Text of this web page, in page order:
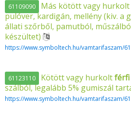
61109090 Más kötött vagy
pulóver, kardigán, mellény (kiv. a
állati szőrből, pamutból,
készültet)
https://www.symboltech.hu/vamtarifaszam/
61123110 Kötött vagy hurkoltférfi
szálból, legalább 5% gumiszál
https://www.symboltech.hu/vamtarifaszam/